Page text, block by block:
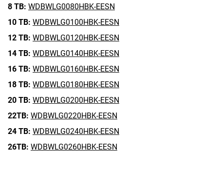
8 TB: WDBWLG0080HBK-EESN
10 TB: WDBWLG0100HBK-EESN
12 TB: WDBWLG0120HBK-EESN
14 TB: WDBWLG0140HBK-EESN
16 TB: WDBWLG0160HBK-EESN
18 TB: WDBWLG0180HBK-EESN
20 TB: WDBWLG0200HBK-EESN
22TB: WDBWLG0220HBK-EESN
24 TB: WDBWLG0240HBK-EESN
26TB: WDBWLG0260HBK-EESN